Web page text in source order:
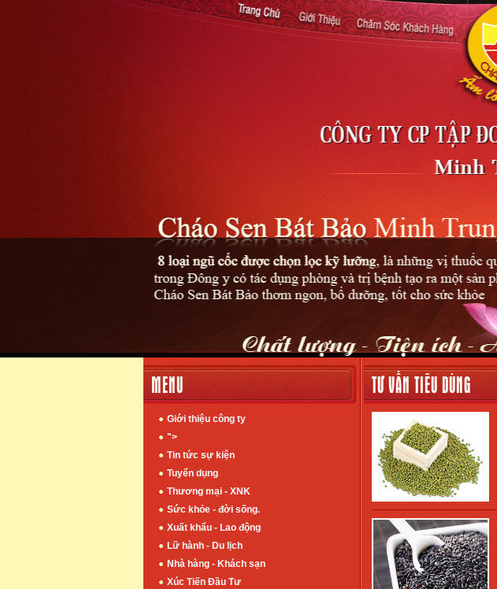
MENU
Giới thiệu công ty
">
Tin tức sự kiện
Tuyển dụng
Thương mại - XNK
Sức khỏe - đời sống.
Xuất khẩu - Lao động
Lữ hành - Du lịch
Nhà hàng - Khách sạn
Xúc Tiến Đầu Tư
TƯ VẤN TIÊU DÙNG